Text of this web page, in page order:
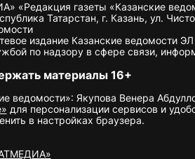
«Редакция газеты «Казанские
Татарстан, г. Казань, ул.
издание Казанские ведомости
по надзору в сфере связи,
материалы 16+
ведомости»: Якупова Венера
для персонализации сервисов и
в настройках браузера.